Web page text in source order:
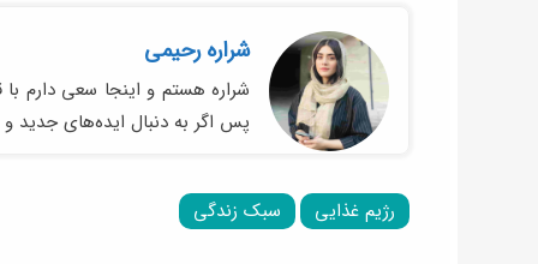
شراره رحیمی
شراره هستم و اینجا سعی دارم
پس اگر به دنبال ایده‌های جدید
رژیم غذایی سبک زندگی